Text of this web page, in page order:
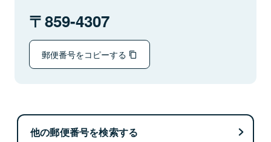
859-4307
郵便番号をコピーする
他の郵便番号を検索する